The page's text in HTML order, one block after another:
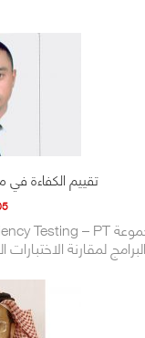
تقييم الكفاءة في
لمقارنة الاختبارات